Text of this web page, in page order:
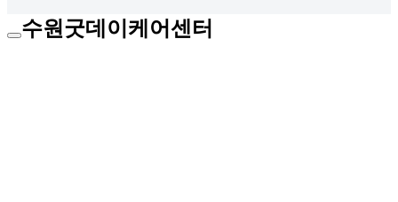
수원굿데이케어센터